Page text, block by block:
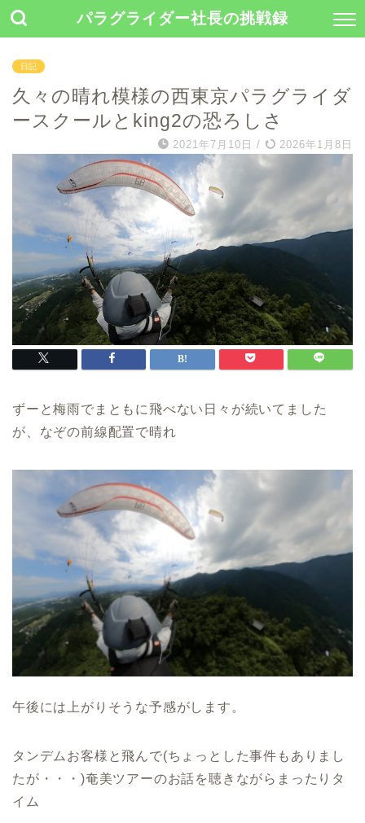
パラグライダー社長の挑戦録
日記
久々の晴れ模様の西東京パラグライダ
ースクールとking2の恐ろしさ
2021年7月10日 / 2026年1月8日
ずーと梅雨でまともに飛べない日々が続いてました
が、なぞの前線配置で晴れ
午後には上がりそうな予感がします。
タンデムお客様と飛んで(ちょっとした事件もありまし
たが・・・)奄美ツアーのお話を聴きながらまったりタ
イム